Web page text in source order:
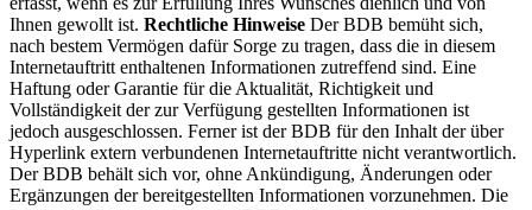
Ihnen gewollt ist. Rechtliche Hinweise Der BDB bemüht sich,
nach bestem Vermögen dafür Sorge zu tragen, dass die in diesem
Internetauftritt enthaltenen Informationen zutreffend sind. Eine
Haftung oder Garantie für die Aktualität, Richtigkeit und
Vollständigkeit der zur Verfügung gestellten Informationen ist
jedoch ausgeschlossen. Ferner ist der BDB für den Inhalt der über
Hyperlink extern verbundenen Internetauftritte nicht verantwortlich.
Der BDB behält sich vor, ohne Ankündigung, Änderungen oder
Ergänzungen der bereitgestellten Informationen vorzunehmen. Die